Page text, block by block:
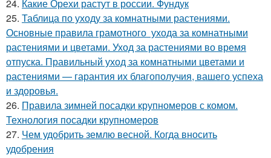
24. Какие Орехи растут в россии. Фундук
25. Таблица по уходу за комнатными растениями.
Основные правила грамотного ухода за комнатными
растениями и цветами. Уход за растениями во время
отпуска. Правильный уход за комнатными цветами и
растениями — гарантия их благополучия, вашего успеха
и здоровья.
26. Правила зимней посадки крупномеров с комом.
Технология посадки крупномеров
27. Чем удобрить землю весной. Когда вносить
удобрения